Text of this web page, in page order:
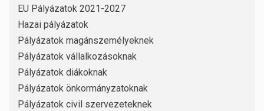
EU Pályázatok 2021-2027
Hazai pályázatok
Pályázatok magánszemélyeknek
Pályázatok vállalkozásoknak
Pályázatok diákoknak
Pályázatok önkormányzatoknak
Pályázatok civil szervezeteknek